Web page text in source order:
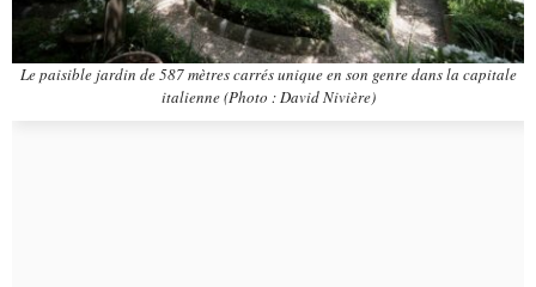
Le paisible jardin de 587 mètres carrés unique en son genre dans la capitale
italienne(Photo : David Nivière)